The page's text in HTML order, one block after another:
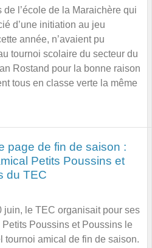
de l’école de la Maraichère qui
d’une initiation au jeu
année, n’avaient pu
tournoi scolaire du secteur du
Rostand pour la bonne raison
tous en classe verte la même
page de fin de saison :
Petits Poussins et
du TEC
juin, le TEC organisait pour ses
Poussins et Poussins le
tournoi amical de fin de saison.